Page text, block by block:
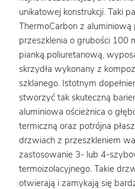
unikatowej konstrukcji. Taki
ThermoCarbon z
przeszklenia o grubości 100
pianką poliuretanową,
skrzydła wykonany z
szklanego. Istotnym
stworzyć tak skuteczną
aluminiowa ościeżnica o
termiczną oraz potrójna
drzwiach z przeszkleniem
zastosowanie 3- lub 4-
termoizolacyjnego. Takie
otwierają i zamykają się